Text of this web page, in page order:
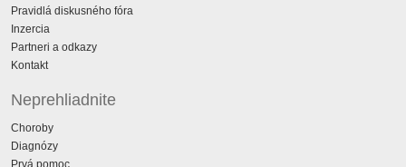
Pravidlá diskusného fóra
Inzercia
Partneri a odkazy
Kontakt
Neprehliadnite
Choroby
Diagnózy
Prvá pomoc